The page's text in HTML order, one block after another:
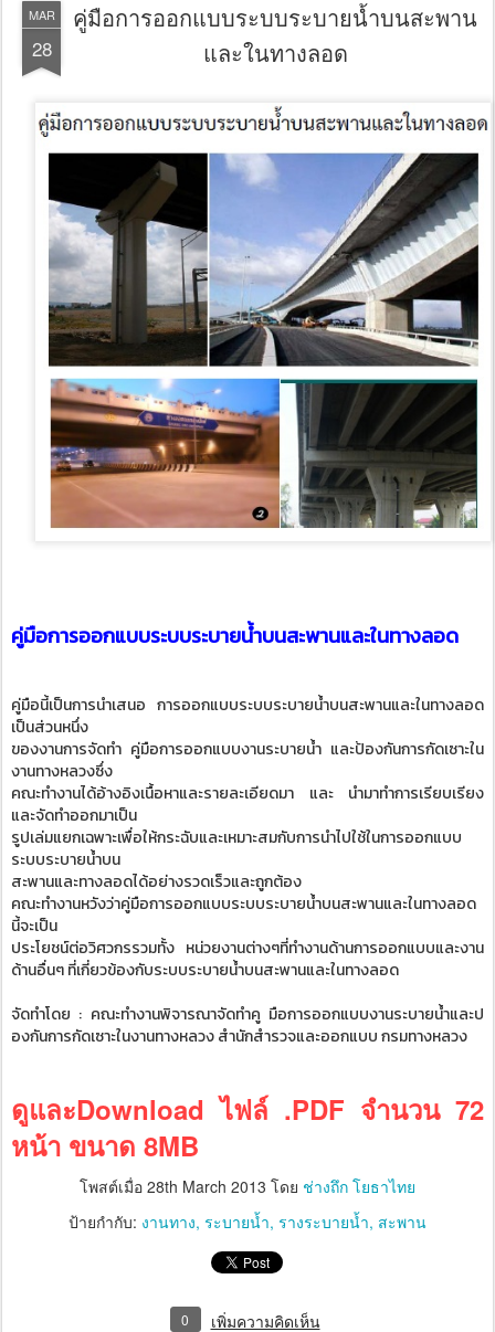
MAR
28
คู่มือการออกแบบระบบระบายน้ำบนสะพาน
และในทางลอด
คู่มือการออกแบบระบบระบายน้ำบนสะพานและในทางลอด
คู่มือนี้เป็นการนำเสนอ การออกแบบระบบระบายน้ำบนสะพานและในทางลอด
เป็นส่วนหนึ่ง
ของงานการจัดทำ คู่มือการออกแบบงานระบายน้ำ และป้องกันการกัดเซาะใน
งานทางหลวงซึ่ง
คณะทำงานได้อ้างอิงเนื้อหาและรายละเอียดมา และ นำมาทำการเรียบเรียง
และจัดทำออกมาเป็น
รูปเล่มแยกเฉพาะเพื่อให้กระฉับและเหมาะสมกับการนำไปใช้ในการออกแบบ
ระบบระบายน้ำบน
สะพานและทางลอดได้อย่างรวดเร็วและถูกต้อง
คณะทำงานหวังว่าคู่มือการออกแบบระบบระบายน้ำบนสะพานและในทางลอด
นี้จะเป็น
ประโยชน์ต่อวิศวกรรวมทั้ง หน่วยงานต่างๆที่ทำงานด้านการออกแบบและงาน
ด้านอื่นๆ ที่เกี่ยวข้องกับระบบระบายน้ำบนสะพานและในทางลอด
จัดทำโดย : คณะทำงานพิจารณาจัดทำคู มือการออกแบบงานระบายน้ำและป
องกันการกัดเซาะในงานทางหลวง สำนักสำรวจและออกแบบ กรมทางหลวง
ดูและDownload ไฟล์ .PDF จำนวน 72
หน้า ขนาด 8MB
โพสต์เมื่อ 28th March 2013 โดย ช่างถึก โยธาไทย
ป้ายกำกับ: งานทาง ระบายน้ำ รางระบายน้ำ สะพาน
0 เพิ่มความคิดเห็น